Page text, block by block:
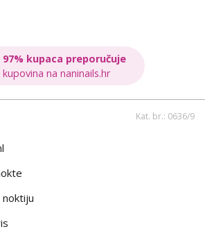
97% kupaca preporučuje
kupovina na naninails.hr
Kat. br.: 0636/9